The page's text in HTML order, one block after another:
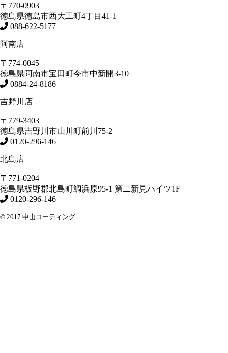
〒770-0903
徳島県徳島市西大工町4丁目41-1
088-622-5177
阿南店
〒774-0045
徳島県阿南市宝田町今市中新開3-10
0884-24-8186
吉野川店
〒779-3403
徳島県吉野川市山川町前川75-2
0120-296-146
北島店
〒771-0204
徳島県板野郡北島町鯛浜原95-1 第二新見ハイツ1F
0120-296-146
© 2017 中山コーティング